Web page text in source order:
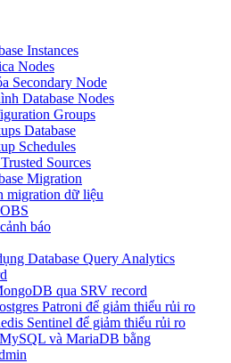
Instances
Nodes
Secondary Node
Database Nodes
Groups
Database
Schedules
Sources
Migration
migration dữ liệu
báo
Database Query Analytics
qua SRV record
Patroni để giảm thiểu rủi ro
Sentinel để giảm thiểu rủi ro
và MariaDB bằng